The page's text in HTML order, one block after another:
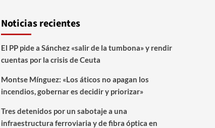
Noticias recientes
El PP pide a Sánchez «salir de la tumbona» y rendir
cuentas por la crisis de Ceuta
Montse Mínguez: «Los áticos no apagan los
incendios, gobernar es decidir y priorizar»
Tres detenidos por un sabotaje a una
infraestructura ferroviaria y de fibra óptica en